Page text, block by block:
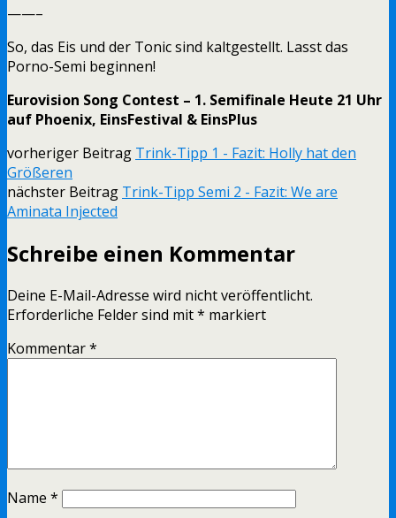
——–
So, das Eis und der Tonic sind kaltgestellt. Lasst das
Porno-Semi beginnen!
Eurovision Song Contest – 1. Semifinale Heute 21 Uhr
auf Phoenix, EinsFestival & EinsPlus
vorheriger Beitrag Trink-Tipp 1 - Fazit: Holly hat den
Größeren
nächster Beitrag Trink-Tipp Semi 2 - Fazit: We are
Aminata Injected
Schreibe einen Kommentar
Deine E-Mail-Adresse wird nicht veröffentlicht.
Erforderliche Felder sind mit* markiert
Kommentar*
Name *